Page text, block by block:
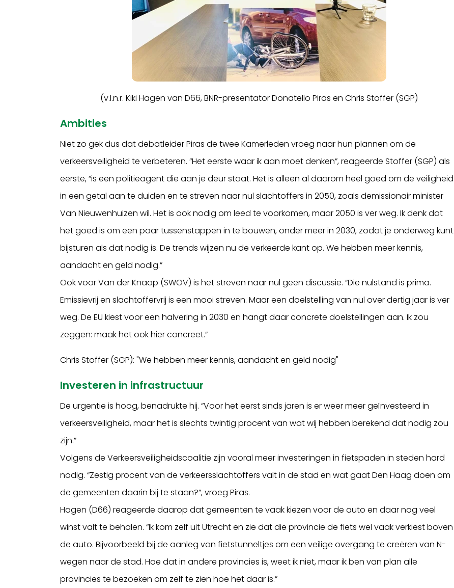
(v.l.n.r. Kiki Hagen van D66, BNR-presentator Donatello Piras en Chris Stoffer (SGP)
Ambities
Niet zo gek dus dat debatleider Piras de twee Kamerleden vroeg naar hun plannen om de
verkeersveiligheid te verbeteren. “Het eerste waar ik aan moet denken”, reageerde Stoffer (SGP) als
eerste, “is een politieagent die aan je deur staat. Het is alleen al daarom heel goed om de veiligheid
in een getal aan te duiden en te streven naar nul slachtoffers in 2050, zoals demissionair minister
Van Nieuwenhuizen wil. Het is ook nodig om leed te voorkomen, maar 2050 is ver weg. Ik denk dat
het goed is om een paar tussenstappen in te bouwen, onder meer in 2030, zodat je onderweg kunt
bijsturen als dat nodig is. De trends wijzen nu de verkeerde kant op. We hebben meer kennis,
aandacht en geld nodig.”
Ook voor Van der Knaap (SWOV) is het streven naar nul geen discussie. “Die nulstand is prima.
Emissievrij en slachtoffervrij is een mooi streven. Maar een doelstelling van nul over dertig jaar is ver
weg. De EU kiest voor een halvering in 2030 en hangt daar concrete doelstellingen aan. Ik zou
zeggen: maak het ook hier concreet.”
Chris Stoffer (SGP): "We hebben meer kennis, aandacht en geld nodig"
Investeren in infrastructuur
De urgentie is hoog, benadrukte hij. “Voor het eerst sinds jaren is er weer meer geïnvesteerd in
verkeersveiligheid, maar het is slechts twintig procent van wat wij hebben berekend dat nodig zou
zijn.”
Volgens de Verkeersveiligheidscoalitie zijn vooral meer investeringen in fietspaden in steden hard
nodig. “Zestig procent van de verkeersslachtoffers valt in de stad en wat gaat Den Haag doen om
de gemeenten daarin bij te staan?”, vroeg Piras.
Hagen (D66) reageerde daarop dat gemeenten te vaak kiezen voor de auto en daar nog veel
winst valt te behalen. “Ik kom zelf uit Utrecht en zie dat die provincie de fiets wel vaak verkiest boven
de auto. Bijvoorbeeld bij de aanleg van fietstunneltjes om een veilige overgang te creëren van N-
wegen naar de stad. Hoe dat in andere provincies is, weet ik niet, maar ik ben van plan alle
provincies te bezoeken om zelf te zien hoe het daar is.”